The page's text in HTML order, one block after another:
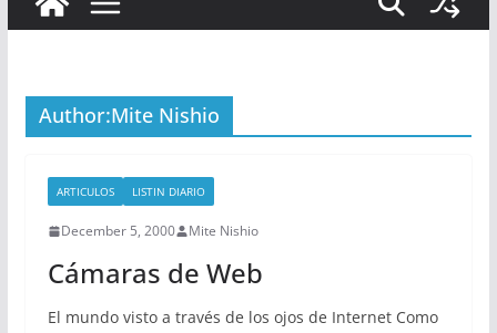
Author:Mite Nishio
ARTICULOS LISTIN DIARIO
December 5, 2000 Mite Nishio
Cámaras de Web
El mundo visto a través de los ojos de Internet Como